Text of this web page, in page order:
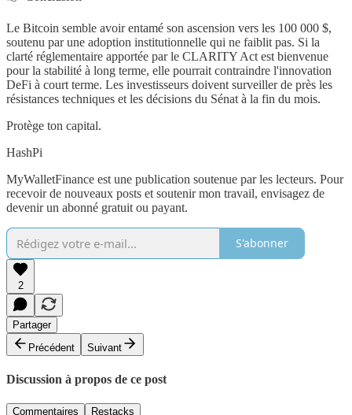
Le Bitcoin semble avoir entamé son ascension vers les 100 000 $,
soutenu par une adoption institutionnelle qui ne faiblit pas. Si la
clarté réglementaire apportée par le CLARITY Act est bienvenue
pour la stabilité à long terme, elle pourrait contraindre l'innovation
DeFi à court terme. Les investisseurs doivent surveiller de près les
résistances techniques et les décisions du Sénat à la fin du mois.
Protège ton capital.
HashPi
MyWalletFinance est une publication soutenue par les lecteurs. Pour
recevoir de nouveaux posts et soutenir mon travail, envisagez de
devenir un abonné gratuit ou payant.
S'abonner
2
Partager
Précédent
Suivant
Discussion à propos de ce post
Commentaires Restacks